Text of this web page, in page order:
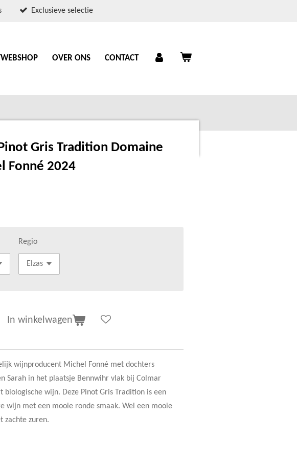
Exclusieve selectie
OVER ONS CONTACT
Gris Tradition Domaine
Fonné 2024
Regio
In winkelwagen
wijnproducent Michel Fonné met dochters
Sarah in het plaatsje Bennwihr vlak bij Colmar
biologische wijn. Deze Pinot Gris Tradition is een
wijn met een mooie ronde smaak. Wel een mooie
zachte zuren.